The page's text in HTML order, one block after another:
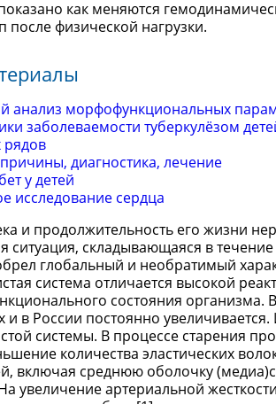
как меняются
после физической нагрузки.
анализ морфофункциональных
заболеваемости туберкулёзом
рядов
диагностика, лечение
у детей
исследование сердца
и продолжительность его жизни
ситуация, складывающаяся в
глобальный и необратимый
система отличается высокой
состояния
и в России постоянно
системы. В процессе старения
количества эластических
включая среднюю оболочку
увеличение артериальной